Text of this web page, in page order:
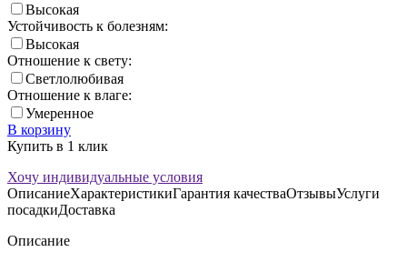
Высокая
Устойчивость к болезням:
Высокая
Отношение к свету:
Светлолюбивая
Отношение к влаге:
Умеренное
В корзину
Купить в 1 клик
Хочу индивидуальные условия
ОписаниеХарактеристикиГарантия качестваОтзывыУслуги
посадкиДоставка
Описание